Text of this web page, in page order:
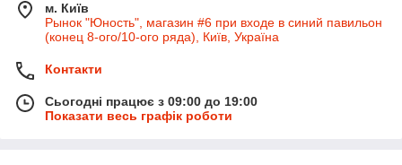
м. Київ
Рынок "Юность", магазин #6 при входе в синий павильон
(конец 8-ого/10-ого ряда), Київ, Україна
Контакти
Сьогодні працює з 09:00 до 19:00
Показати весь графік роботи